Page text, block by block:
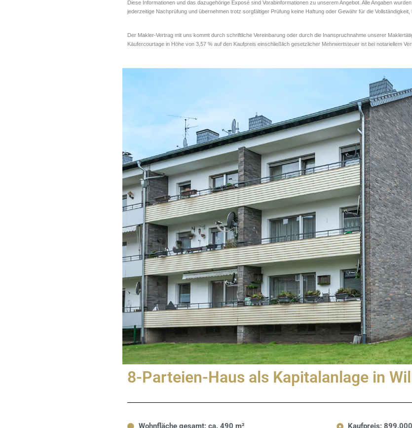
Diese Informationen und das dazugehörige Exposé sind Vorabinformationen zu unserem Angebot. Alle Angaben
jederzeitige Nachprüfung und übernehmen trotz sorgfältiger Prüfung keine Haftung oder Gewähr für die Vollständigkeit,
Der Makler-Vertrag mit uns kommt durch schriftliche Vereinbarung oder durch die Inanspruchnahme unserer
Käufercourtage in Höhe von 3,57 % auf den Kaufpreis einschließlich gesetzlicher Mehrwertsteuer ist bei notariellem
8-Parteien-Haus als Kapitalanlage in
Wohnfläche gesamt: ca. 490 m² Kaufpreis: